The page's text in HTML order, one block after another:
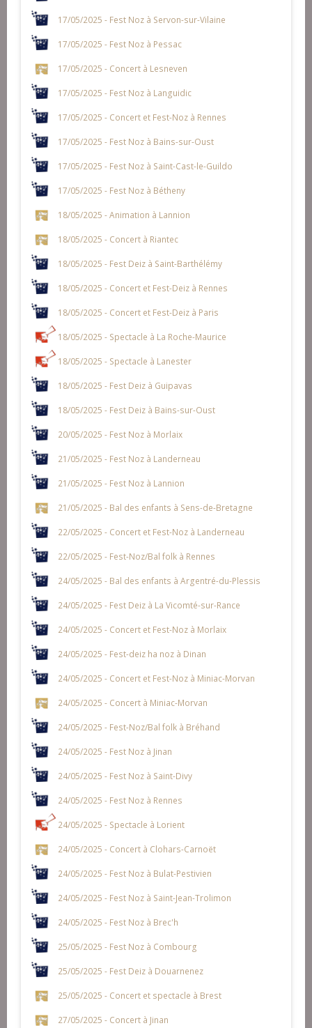
17/05/2025 - Fest Noz à Servon-sur-Vilaine
17/05/2025 - Fest Noz à Pessac
17/05/2025 - Concert à Lesneven
17/05/2025 - Fest Noz à Languidic
17/05/2025 - Concert et Fest-Noz à Rennes
17/05/2025 - Fest Noz à Bains-sur-Oust
17/05/2025 - Fest Noz à Saint-Cast-le-Guildo
17/05/2025 - Fest Noz à Bétheny
18/05/2025 - Animation à Lannion
18/05/2025 - Concert à Riantec
18/05/2025 - Fest Deiz à Saint-Barthélémy
18/05/2025 - Concert et Fest-Deiz à Rennes
18/05/2025 - Concert et Fest-Deiz à Paris
18/05/2025 - Spectacle à La Roche-Maurice
18/05/2025 - Spectacle à Lanester
18/05/2025 - Fest Deiz à Guipavas
18/05/2025 - Fest Deiz à Bains-sur-Oust
20/05/2025 - Fest Noz à Morlaix
21/05/2025 - Fest Noz à Landerneau
21/05/2025 - Fest Noz à Lannion
21/05/2025 - Bal des enfants à Sens-de-Bretagne
22/05/2025 - Concert et Fest-Noz à Landerneau
22/05/2025 - Fest-Noz/Bal folk à Rennes
24/05/2025 - Bal des enfants à Argentré-du-Plessis
24/05/2025 - Fest Deiz à La Vicomté-sur-Rance
24/05/2025 - Concert et Fest-Noz à Morlaix
24/05/2025 - Fest-deiz ha noz à Dinan
24/05/2025 - Concert et Fest-Noz à Miniac-Morvan
24/05/2025 - Concert à Miniac-Morvan
24/05/2025 - Fest-Noz/Bal folk à Bréhand
24/05/2025 - Fest Noz à Jinan
24/05/2025 - Fest Noz à Saint-Divy
24/05/2025 - Fest Noz à Rennes
24/05/2025 - Spectacle à Lorient
24/05/2025 - Concert à Clohars-Carnoët
24/05/2025 - Fest Noz à Bulat-Pestivien
24/05/2025 - Fest Noz à Saint-Jean-Trolimon
24/05/2025 - Fest Noz à Brec'h
25/05/2025 - Fest Noz à Combourg
25/05/2025 - Fest Deiz à Douarnenez
25/05/2025 - Concert et spectacle à Brest
27/05/2025 - Concert à Jinan